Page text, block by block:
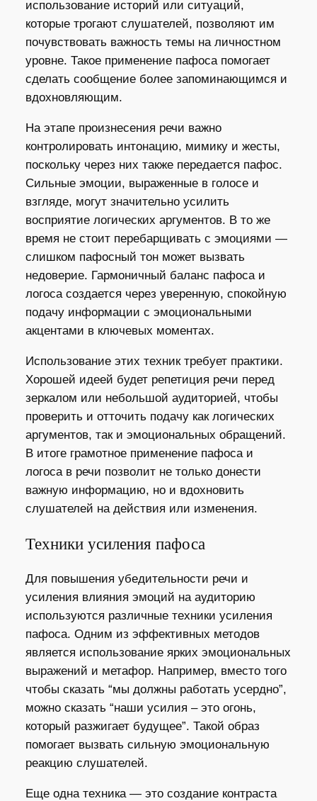
использование историй или ситуаций,
которые трогают слушателей, позволяют им
почувствовать важность темы на личностном
уровне. Такое применение пафоса помогает
сделать сообщение более запоминающимся и
вдохновляющим.
На этапе произнесения речи важно
контролировать интонацию, мимику и жесты,
поскольку через них также передается пафос.
Сильные эмоции, выраженные в голосе и
взгляде, могут значительно усилить
восприятие логических аргументов. В то же
время не стоит перебарщивать с эмоциями —
слишком пафосный тон может вызвать
недоверие. Гармоничный баланс пафоса и
логоса создается через уверенную, спокойную
подачу информации с эмоциональными
акцентами в ключевых моментах.
Использование этих техник требует практики.
Хорошей идеей будет репетиция речи перед
зеркалом или небольшой аудиторией, чтобы
проверить и отточить подачу как логических
аргументов, так и эмоциональных обращений.
В итоге грамотное применение пафоса и
логоса в речи позволит не только донести
важную информацию, но и вдохновить
слушателей на действия или изменения.
Техники усиления пафоса
Для повышения убедительности речи и
усиления влияния эмоций на аудиторию
используются различные техники усиления
пафоса. Одним из эффективных методов
является использование ярких эмоциональных
выражений и метафор. Например, вместо того
чтобы сказать “мы должны работать усердно”,
можно сказать “наши усилия – это огонь,
который разжигает будущее”. Такой образ
помогает вызвать сильную эмоциональную
реакцию слушателей.
Еще одна техника — это создание контраста